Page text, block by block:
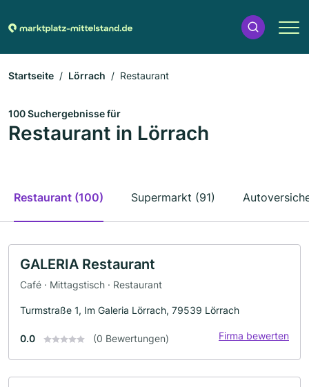
Startseite Lörrach Restaurant
100 Suchergebnisse für
Restaurant in Lörrach
Restaurant (100) Supermarkt (91)
GALERIA Restaurant
Café · Mittagstisch · Restaurant
Turmstraße 1, Im Galeria Lörrach, 79539 Lörrach
0.0 (0 Bewertungen) Firma bewerten